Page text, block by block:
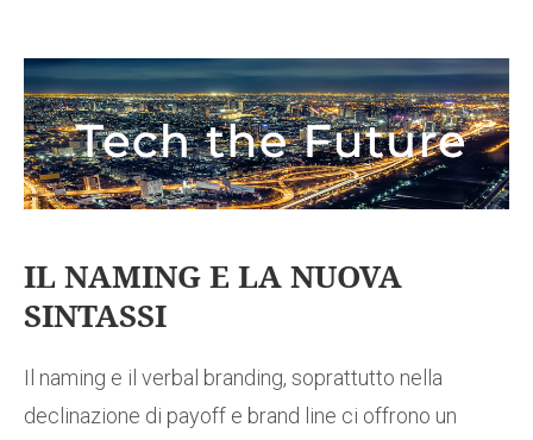
IL NAMING E LA NUOVA
SINTASSI
Il naming e il verbal branding, soprattutto nella
declinazione di payoff e brand line ci offrono un